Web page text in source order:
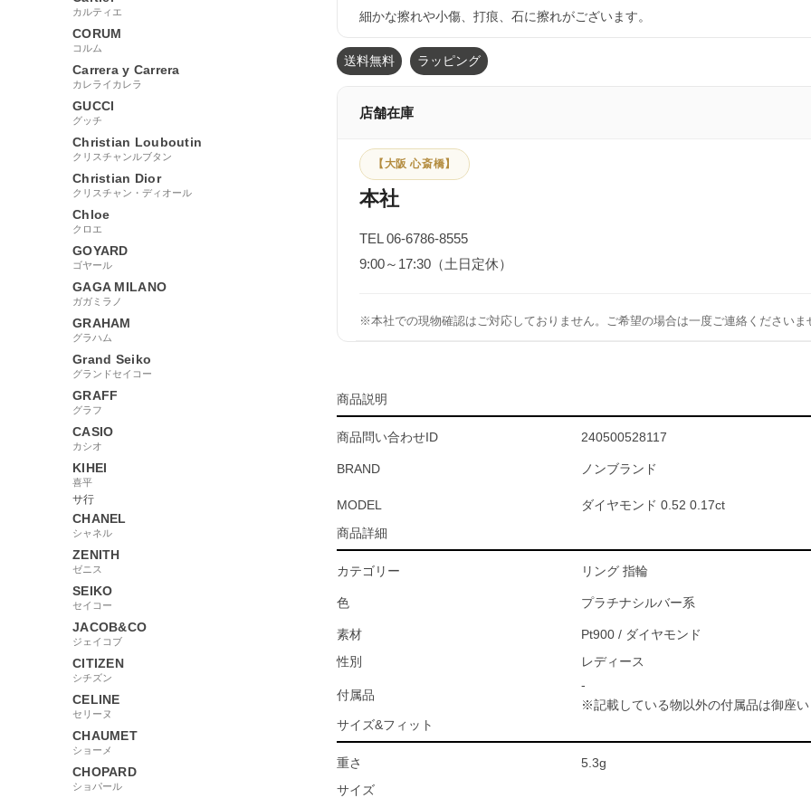
カルティエ
CORUM
コルム
Carrera y Carrera
カレライカレラ
GUCCI
グッチ
Christian Louboutin
クリスチャンルブタン
Christian Dior
クリスチャン・ディオール
Chloe
クロエ
GOYARD
ゴヤール
GAGA MILANO
ガガミラノ
GRAHAM
グラハム
Grand Seiko
グランドセイコー
GRAFF
グラフ
CASIO
カシオ
KIHEI
喜平
サ行
CHANEL
シャネル
ZENITH
ゼニス
SEIKO
セイコー
JACOB&CO
ジェイコブ
CITIZEN
シチズン
CELINE
セリーヌ
CHAUMET
ショーメ
CHOPARD
ショパール
細かな擦れや小傷、打痕、石に擦れがございます。
送料無料 ラッピング
店舗在庫
【大阪 心斎橋】
本社
TEL 06-6786-8555
9:00～17:30（土日定休）
※本社での現物確認はご対応しておりません。ご希望の場合は一度ご連絡くださいま
商品説明
商品問い合わせID 240500528117
BRAND ノンブランド
MODEL
ダイヤモンド 0.52 0.17ct
商品詳細
カテゴリー リング 指輪
色 プラチナシルバー系
素材
Pt900 / ダイヤモンド
性別
レディース
付属品
-
※記載している物以外の付属品は御座
サイズ&フィット
重さ
5.3g
サイズ